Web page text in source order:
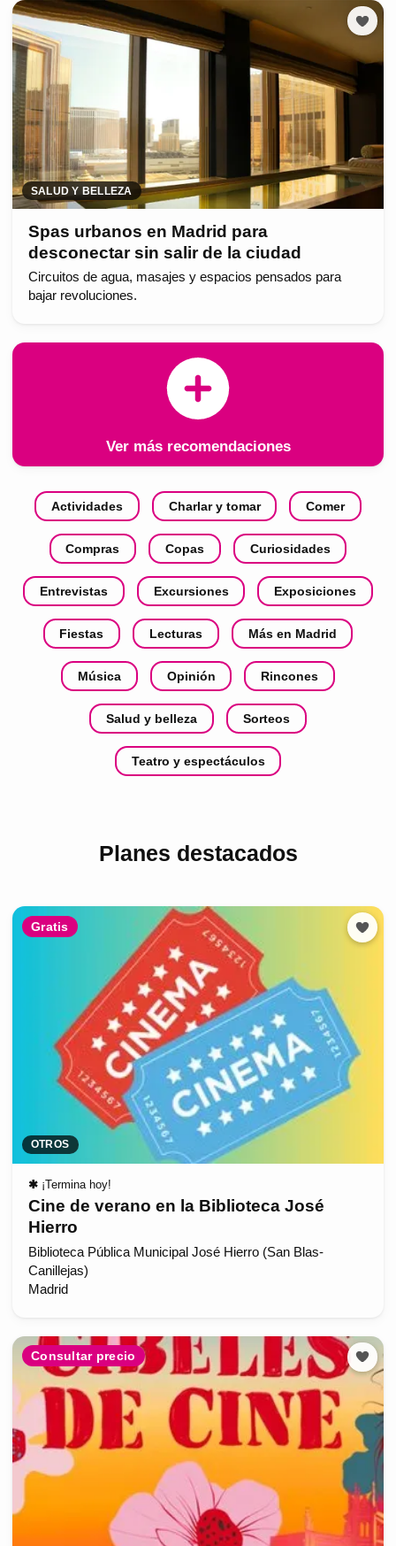
SALUD Y BELLEZA
Spas urbanos en Madrid para
desconectar sin salir de la ciudad
Circuitos de agua, masajes y espacios pensados para
bajar revoluciones.
Ver más recomendaciones
Actividades Charlar y tomar Comer
Compras Copas Curiosidades
Entrevistas Excursiones Exposiciones
Fiestas Lecturas Más en Madrid
Música Opinión Rincones
Salud y belleza Sorteos
Teatro y espectáculos
Planes destacados
Gratis
OTROS
✱ ¡Termina hoy!
Cine de verano en la Biblioteca José
Hierro
Biblioteca Pública Municipal José Hierro (San Blas-
Canillejas)
Madrid
Consultar precio